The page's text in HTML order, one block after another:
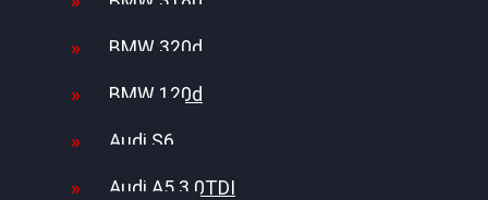
BMW 320d
BMW 120d
Audi S6
Audi A5 3.0TDI